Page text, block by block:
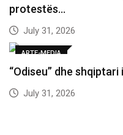
protestës…
July 31, 2026
ARTE-MEDIA
“Odiseu” dhe
July 31, 2026